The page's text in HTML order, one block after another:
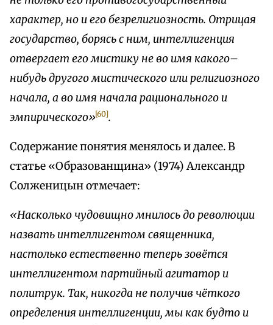
характер, но и его безрелигиозность. Отрицая
государство, борясь с ним, интеллигенция
отвергает его мистику не во имя какого–
нибудь другого мистического или религиозного
начала, а во имя начала рационального и
эмпирического»[60].
Содержание понятия менялось и далее. В
статье «Образованщина» (1974) Александр
Солженицын отмечает:
«Насколько чудовищно мнилось до революции
назвать интеллигентом священника,
настолько естественно теперь зовётся
интеллигентом партийный агитатор и
политрук. Так, никогда не получив чёткого
определения интеллигенции, мы как будто и